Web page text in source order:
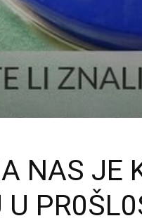
NAS JE
U